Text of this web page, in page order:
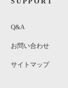
Q&A
お問い合わせ
サイトマップ